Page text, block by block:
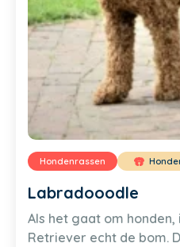
Hondenrassen
Labradooodle
Als het gaat om
Retriever echt de bom.